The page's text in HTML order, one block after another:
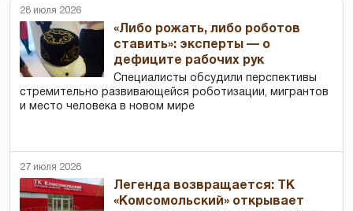
28 июля 2026
«Либо рожать, либо роботов
ставить»: эксперты — о
дефиците рабочих рук
Специалисты обсудили перспективы
стремительно развивающейся роботизации, мигрантов
и место человека в новом мире
27 июля 2026
Легенда возвращается: ТК
«Комсомольский» открывает